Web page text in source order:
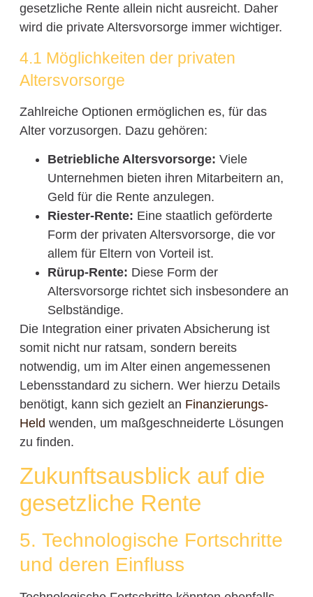
gesetzliche Rente allein nicht ausreicht. Daher
wird die private Altersvorsorge immer wichtiger.
4.1 Möglichkeiten der privaten
Altersvorsorge
Zahlreiche Optionen ermöglichen es, für das
Alter vorzusorgen. Dazu gehören:
Betriebliche Altersvorsorge: Viele
Unternehmen bieten ihren Mitarbeitern an,
Geld für die Rente anzulegen.
Riester-Rente: Eine staatlich geförderte
Form der privaten Altersvorsorge, die vor
allem für Eltern von Vorteil ist.
Rürup-Rente: Diese Form der
Altersvorsorge richtet sich insbesondere an
Selbständige.
Die Integration einer privaten Absicherung ist
somit nicht nur ratsam, sondern bereits
notwendig, um im Alter einen angemessenen
Lebensstandard zu sichern. Wer hierzu Details
benötigt, kann sich gezielt an Finanzierungs-
Held wenden, um maßgeschneiderte Lösungen
zu finden.
Zukunftsausblick auf die
gesetzliche Rente
5. Technologische Fortschritte
und deren Einfluss